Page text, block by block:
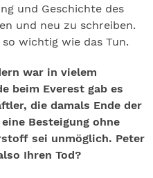
und Geschichte des
und neu zu schreiben.
wichtig wie das Tun.
war in vielem
beim Everest gab es
die damals Ende der
Besteigung ohne
sei unmöglich. Peter
Ihren Tod?